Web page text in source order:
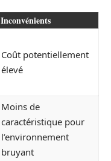
Inconvénients
Coût potentiellement
élevé
Moins de
caractéristique pour
l’environnement
bruyant